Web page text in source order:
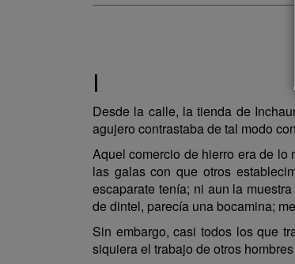
I
Desde la calle, la tienda de
agujero contrastaba de tal modo
Aquel comercio de hierro era de lo
las galas con que otros
escaparate tenía; ni aun la
de dintel, parecía una bocamina;
Sin embargo, casi todos los que
siquiera el trabajo de otros